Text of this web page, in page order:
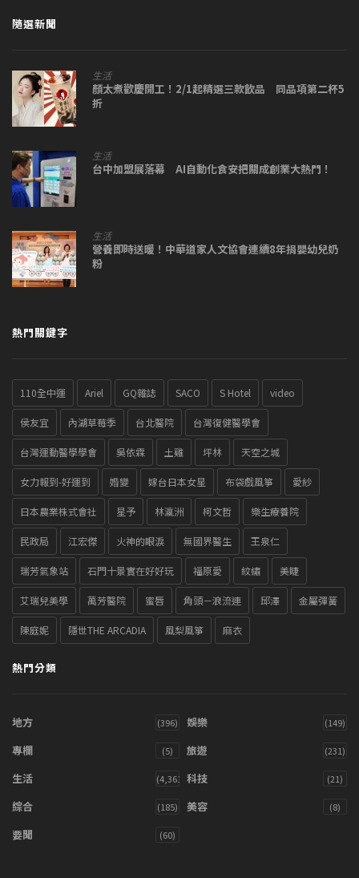
隨選新聞
生活
顏太煮歡慶開工！2/1起精選三款飲品 同品項第二杯5
折
生活
台中加盟展落幕 AI自動化食安把關成創業大熱門！
生活
營養即時送暖！中華道家人文協會連續8年捐嬰幼兒奶
粉
熱門關鍵字
110全中運 Ariel GQ雜誌 SACO S Hotel video
侯友宜 內湖草莓季 台北醫院 台灣復健醫學會
台灣運動醫學學會 吳依霖 土雞 坪林 天空之城
女力報到-好運到 婚變 嫁台日本女星 布袋戲風箏 愛紗
日本農業株式會社 星予 林瀛洲 柯文哲 樂生療養院
民政局 江宏傑 火神的眼淚 無國界醫生 王泉仁
瑞芳氣象站 石門十景實在好好玩 福原愛 紋繡 美睫
艾瑞兒美學 萬芳醫院 蜜唇 角頭－浪流連 邱澤 金屬彈簧
陳庭妮 隱世THE ARCADIA 風梨風箏 麻衣
熱門分類
地方 (396) 娛樂 (149)
專欄 (5) 旅遊 (231)
生活 (4,361) 科技 (21)
綜合 (185) 美容 (8)
要聞 (60)